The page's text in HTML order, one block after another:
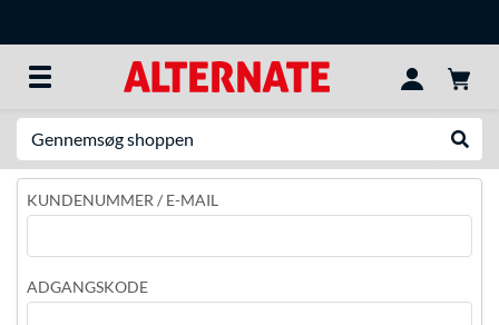
KUNDENUMMER / E-MAIL
ADGANGSKODE